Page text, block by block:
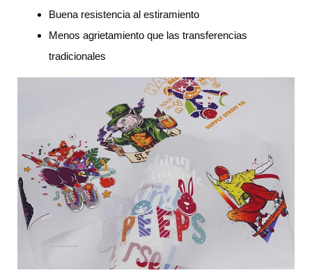
Buena resistencia al estiramiento
Menos agrietamiento que las transferencias
tradicionales